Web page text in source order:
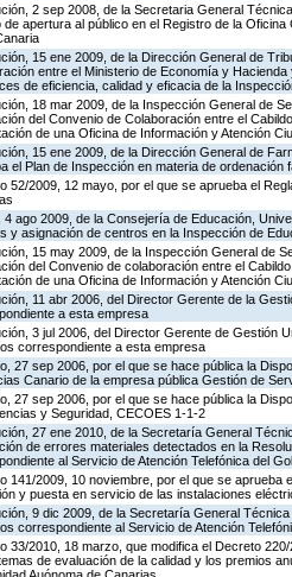
2 sep 2008, de la Secretaria General
de apertura al público en el Registro de la
15 ene 2009, de la Dirección General de
entre el Ministerio de Economía y
de eficiencia, calidad y eficacia de la
18 mar 2009, de la Inspección General de
del Convenio de Colaboración entre el
de una Oficina de Información y Atención
15 ene 2009, de la Dirección General de
el Plan de Inspección en materia de ordenación
52/2009, 12 mayo, por el que se aprueba el
4 ago 2009, de la Consejería de Educación,
y asignación de centros en la Inspección de
15 may 2009, de la Inspección General de
del Convenio de colaboración entre el
de una Oficina de Información y Atención
11 abr 2006, del Director Gerente de la
a esta empresa
3 jul 2006, del Director Gerente de Gestión
correspondiente a esta empresa
27 sep 2006, por el que se hace pública la
Canario de la empresa pública Gestión de
27 sep 2006, por el que se hace pública la
y Seguridad, CECOES 1-1-2
27 ene 2010, de la Secretaría General
de errores materiales detectados en la
al Servicio de Atención Telefónica del
141/2009, 10 noviembre, por el que se
y puesta en servicio de las instalaciones
9 dic 2009, de la Secretaría General
correspondiente al Servicio de Atención
33/2010, 18 marzo, que modifica el Decreto
de evaluación de la calidad y los premios